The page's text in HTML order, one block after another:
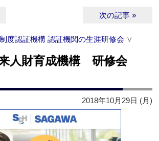
次の記事 »
度認証機構 認証機関の生涯研修会 ∨
人財育成機構 研修会
2018年10月29日 (月)